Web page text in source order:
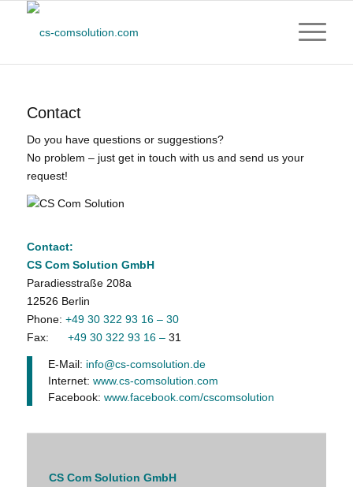
Contact
Do you have questions or suggestions?
No problem – just get in touch with us and send us your
request!
Contact:
CS Com Solution GmbH
Paradiesstraße 208a
12526 Berlin
Phone: +49 30 322 93 16 – 30
Fax: +49 30 322 93 16 – 31
E-Mail: info@cs-comsolution.de
Internet: www.cs-comsolution.com
Facebook: www.facebook.com/cscomsolution
CS Com Solution GmbH